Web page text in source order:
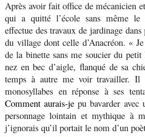
Après avoir fait office de mécanicien
qui a quitté l’école sans même le
effectue des travaux de jardinage
du village dont celle d’Anacréon. «
de la binette sans me soucier du
nez en bec d’aigle, flanqué de sa
temps à autre me voir travailler. Il
monosyllabes en réponse à ses
Comment aurais-jepu bavarder
personnage lointain et mythique à
j’ignorais qu’il portait le nom d’un